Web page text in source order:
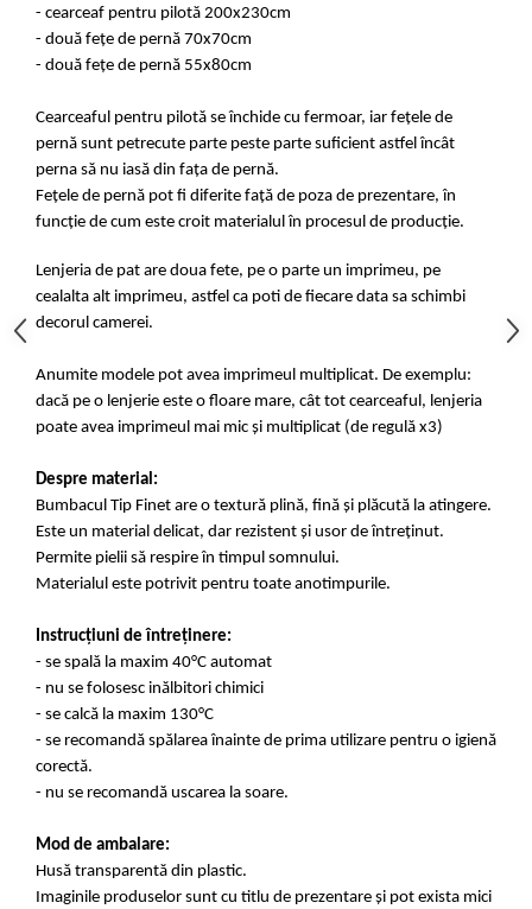
- cearceaf pentru pilotă 200x230cm
- două fețe de pernă 70x70cm
- două fețe de pernă 55x80cm
Cearceaful pentru pilotă se închide cu fermoar, iar fețele de
pernă sunt petrecute parte peste parte suficient astfel încât
perna să nu iasă din fața de pernă.
Fețele de pernă pot fi diferite față de poza de prezentare, în
funcție de cum este croit materialul în procesul de producție.
Lenjeria de pat are doua fete, pe o parte un imprimeu, pe
cealalta alt imprimeu, astfel ca poti de fiecare data sa schimbi
decorul camerei.
Anumite modele pot avea imprimeul multiplicat. De exemplu:
dacă pe o lenjerie este o floare mare, cât tot cearceaful, lenjeria
poate avea imprimeul mai mic și multiplicat (de regulă x3)
Despre material:
Bumbacul Tip Finet are o textură plină, fină și plăcută la atingere.
Este un material delicat, dar rezistent și usor de întreținut.
Permite pielii să respire în timpul somnului.
Materialul este potrivit pentru toate anotimpurile.
Instrucțiuni de întreținere:
- se spală la maxim 40°C automat
- nu se folosesc inălbitori chimici
- se calcă la maxim 130°C
- se recomandă spălarea înainte de prima utilizare pentru o igienă
corectă.
- nu se recomandă uscarea la soare.
Mod de ambalare:
Husă transparentă din plastic.
Imaginile produselor sunt cu titlu de prezentare și pot exista mici